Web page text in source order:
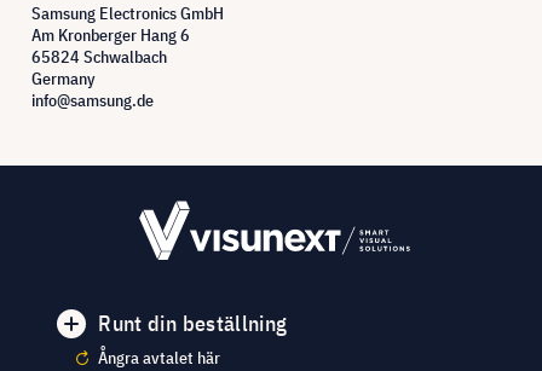
Samsung Electronics GmbH
Am Kronberger Hang 6
65824 Schwalbach
Germany
info@samsung.de
Runt din beställning
Ångra avtalet här